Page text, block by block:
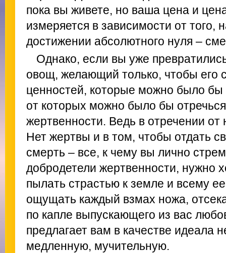
пока вы живете, но ваша цена и
измеряется в зависимости от того,
достижении абсолютного нуля –
Однако, если вы уже
овощ, желающий только, чтобы его
ценностей, которые можно было бы
от которых можно было бы
жертвенности. Ведь в отречении
Нет жертвы и в том, чтобы отдать
смерть – все, к чему вы лично
добродетели жертвенности, нужно
пылать страстью к земле и всему
ощущать каждый взмах ножа,
по капле выпускающего из вас
предлагает вам в качестве идеала
медленную, мучительную.